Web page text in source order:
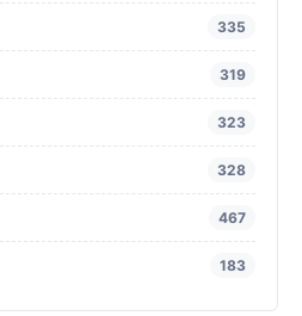
335
319
323
328
467
183